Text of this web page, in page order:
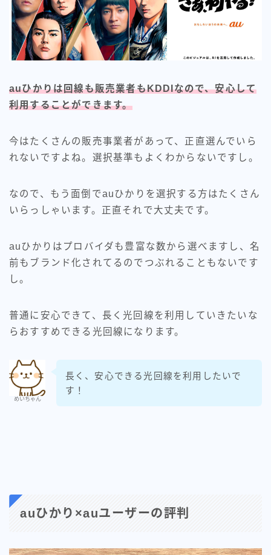
auひかりは回線も販売業者もKDDIなので、安心して
利用することができます。
今はたくさんの販売事業者があって、正直選んでいら
れないですよね。選択基準もよくわからないですし。
なので、もう面倒でauひかりを選択する方はたくさん
いらっしゃいます。正直それで大丈夫です。
auひかりはプロバイダも豊富な数から選べますし、名
前もブランド化されてるのでつぶれることもないです
し。
普通に安心できて、長く光回線を利用していきたいな
らおすすめできる光回線になります。
めいちゃん
長く、安心できる光回線を利用したいで
す！
auひかり×auユーザーの評判